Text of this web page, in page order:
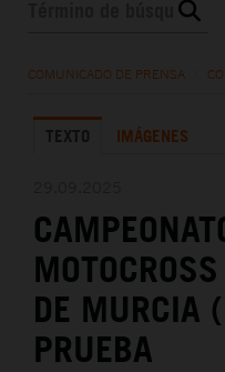
LA EMPRESA
COMUNICADO DE PRENSA
TEXTO IMÁGENES
DE MURCIA
PRUEBA